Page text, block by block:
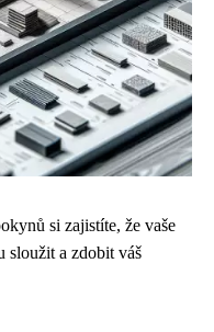
si zajistíte, že vaše
sloužit a zdobit váš